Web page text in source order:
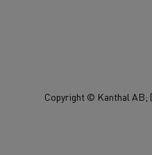
Copyright © Kanthal AB;